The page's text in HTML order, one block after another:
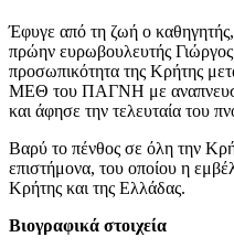
Έφυγε από τη ζωή ο
πρώην ευρωβουλευτής
προσωπικότητα της Κρήτης
ΜΕΘ του ΠΑΓΝΗ με
και άφησε την τελευταία του
Βαρύ το πένθος σε όλη την
επιστήμονα, του οποίου η
Κρήτης και της Ελλάδας.
Βιογραφικά στοιχεία